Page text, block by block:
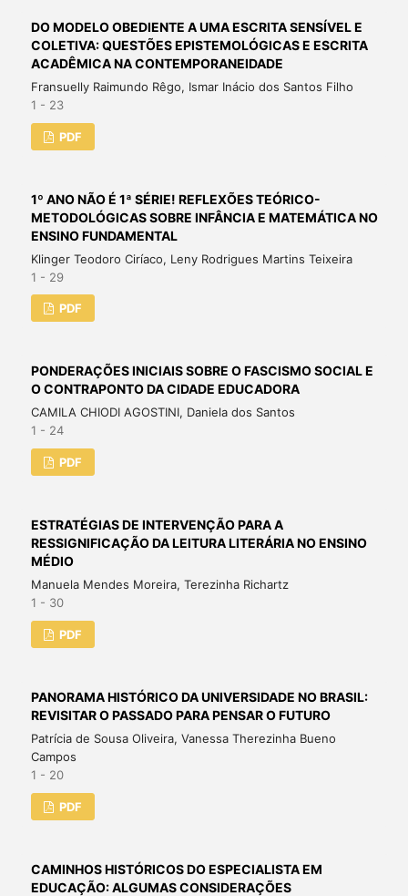
DO MODELO OBEDIENTE A UMA ESCRITA SENSÍVEL E
COLETIVA: QUESTÕES EPISTEMOLÓGICAS E ESCRITA
ACADÊMICA NA CONTEMPORANEIDADE
Fransuelly Raimundo Rêgo, Ismar Inácio dos Santos Filho
1 - 23
PDF
1º ANO NÃO É 1ª SÉRIE! REFLEXÕES TEÓRICO-
METODOLÓGICAS SOBRE INFÂNCIA E MATEMÁTICA NO
ENSINO FUNDAMENTAL
Klinger Teodoro Ciríaco, Leny Rodrigues Martins Teixeira
1 - 29
PDF
PONDERAÇÕES INICIAIS SOBRE O FASCISMO SOCIAL E
O CONTRAPONTO DA CIDADE EDUCADORA
CAMILA CHIODI AGOSTINI, Daniela dos Santos
1 - 24
PDF
ESTRATÉGIAS DE INTERVENÇÃO PARA A
RESSIGNIFICAÇÃO DA LEITURA LITERÁRIA NO ENSINO
MÉDIO
Manuela Mendes Moreira, Terezinha Richartz
1 - 30
PDF
PANORAMA HISTÓRICO DA UNIVERSIDADE NO BRASIL:
REVISITAR O PASSADO PARA PENSAR O FUTURO
Patrícia de Sousa Oliveira, Vanessa Therezinha Bueno
Campos
1 - 20
PDF
CAMINHOS HISTÓRICOS DO ESPECIALISTA EM
EDUCAÇÃO: ALGUMAS CONSIDERAÇÕES